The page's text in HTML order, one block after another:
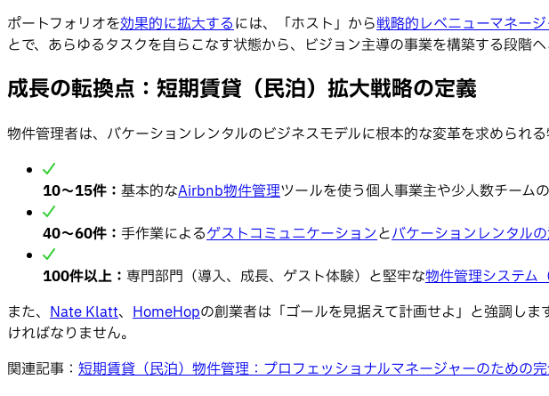
ポートフォリオを効果的に拡大するには、「ホスト」から戦略的レベニューマネー
とで、あらゆるタスクを自らこなす状態から、ビジョン主導の事業を構築する段階へ
成長の転換点：短期賃貸（民泊）拡大戦略の定義
物件管理者は、バケーションレンタルのビジネスモデルに根本的な変革を求められる
10〜15件： 基本的なAirbnb物件管理ツールを使う個人事業主や少人数チームの
40〜60件： 手作業によるゲストコミュニケーションとバケーションレンタル
100件以上： 専門部門（導入、成長、ゲスト体験）と堅牢な物件管理システム
また、 Nate Klatt、 HomeHopの創業者は「ゴールを見据えて計画せよ」と強調し
ければなりません。
関連記事： 短期賃貸（民泊）物件管理：プロフェッショナルマネージャーのための